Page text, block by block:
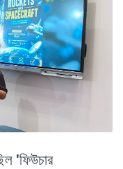
'ফিউচার